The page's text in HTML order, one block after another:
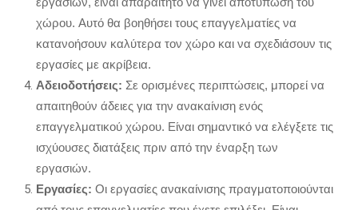
χώρου. Αυτό θα βοηθήσει τους επαγγελματίες να
κατανοήσουν καλύτερα τον χώρο και να σχεδιάσουν τις
εργασίες με ακρίβεια.
Αδειοδοτήσεις: Σε ορισμένες περιπτώσεις, μπορεί να
απαιτηθούν άδειες για την ανακαίνιση ενός
επαγγελματικού χώρου. Είναι σημαντικό να ελέγξετε τις
ισχύουσες διατάξεις πριν από την έναρξη των
εργασιών.
Εργασίες: Οι εργασίες ανακαίνισης πραγματοποιούνται